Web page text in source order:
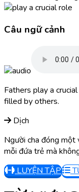
Câu ngữ cảnh
Fathers play a
filled by others.
Dịch
Người cha đóng một
mỗi đứa trẻ mà
LUYỆN TẬP